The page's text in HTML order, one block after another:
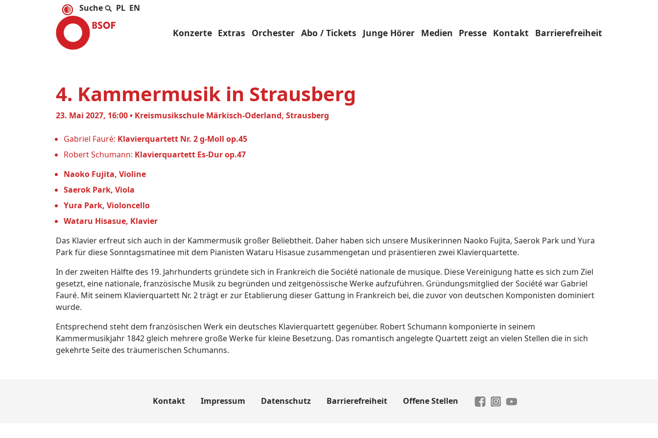
PL EN
Konzerte Extras Orchester Abo / Tickets Junge Hörer Medien Presse Kontakt Barrierefreiheit
4. Kammermusik in Strausberg
23. Mai 2027, 16:00 • Kreismusikschule Märkisch-Oderland, Strausberg
Gabriel Fauré: Klavierquartett Nr. 2 g-Moll op.45
Robert Schumann: Klavierquartett Es-Dur op.47
Naoko Fujita, Violine
Saerok Park, Viola
Yura Park, Violoncello
Wataru Hisasue, Klavier
Das Klavier erfreut sich auch in der Kammermusik großer Beliebtheit. Daher haben sich unsere Musikerinnen Naoko Fujita, Saerok Park und Yura
Park für diese Sonntagsmatinee mit dem Pianisten Wataru Hisasue zusammengetan und präsentieren zwei Klavierquartette.
In der zweiten Hälfte des 19. Jahrhunderts gründete sich in Frankreich die Société nationale de musique. Diese Vereinigung hatte es sich zum Ziel
gesetzt, eine nationale, französische Musik zu begründen und zeitgenössische Werke aufzuführen. Gründungsmitglied der Société war Gabriel
Fauré. Mit seinem Klavierquartett Nr. 2 trägt er zur Etablierung dieser Gattung in Frankreich bei, die zuvor von deutschen Komponisten dominiert
wurde.
Entsprechend steht dem französischen Werk ein deutsches Klavierquartett gegenüber. Robert Schumann komponierte in seinem
Kammermusikjahr 1842 gleich mehrere große Werke für kleine Besetzung. Das romantisch angelegte Quartett zeigt an vielen Stellen die in sich
gekehrte Seite des träumerischen Schumanns.
Kontakt Impressum Datenschutz Barrierefreiheit Offene Stellen